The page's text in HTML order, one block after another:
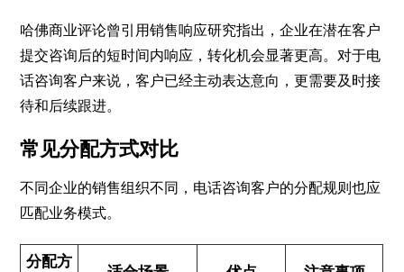
哈佛商业评论曾引用销售响应研究指出，企业在潜在客户
提交咨询后的短时间内响应，转化机会显著更高。对于电
话咨询客户来说，客户已经主动表达意向，更需要及时接
待和后续跟进。
常见分配方式对比
不同企业的销售组织不同，电话咨询客户的分配规则也应
匹配业务模式。
分配方